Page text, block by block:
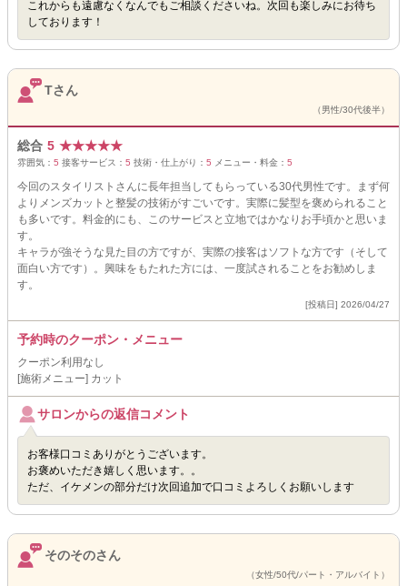
これからも遠慮なくなんでもご相談くださいね。次回も楽しみにお待ち
しております！
Tさん
（男性/30代後半）
総合 5 ★★★★★
雰囲気： 5 接客サービス： 5 技術・仕上がり： 5 メニュー・料金： 5
今回のスタイリストさんに長年担当してもらっている30代男性です。まず何
よりメンズカットと整髪の技術がすごいです。実際に髪型を褒められること
も多いです。料金的にも、このサービスと立地ではかなりお手頃かと思いま
す。
キャラが強そうな見た目の方ですが、実際の接客はソフトな方です（そして
面白い方です）。興味をもたれた方には、一度試されることをお勧めしま
す。
[投稿日] 2026/04/27
予約時のクーポン・メニュー
クーポン利用なし
[施術メニュー] カット
サロンからの返信コメント
お客様口コミありがとうございます。
お褒めいただき嬉しく思います。。
ただ、イケメンの部分だけ次回追加で口コミよろしくお願いします
そのそのさん
（女性/50代/パート・アルバイト）